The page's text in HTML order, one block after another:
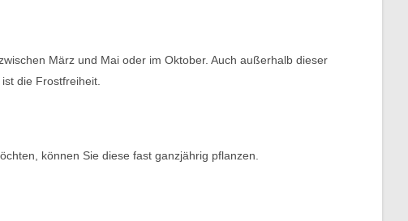
März und Mai oder im Oktober. Auch außerhalb dieser
die Frostfreiheit.
können Sie diese fast ganzjährig pflanzen.